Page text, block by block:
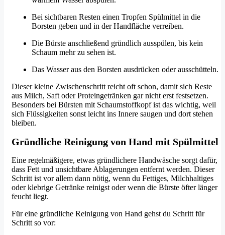
Bei sichtbaren Resten einen Tropfen Spülmittel in die
Borsten geben und in der Handfläche verreiben.
Die Bürste anschließend gründlich ausspülen, bis kein
Schaum mehr zu sehen ist.
Das Wasser aus den Borsten ausdrücken oder ausschütteln.
Dieser kleine Zwischenschritt reicht oft schon, damit sich Reste
aus Milch, Saft oder Proteingetränken gar nicht erst festsetzen.
Besonders bei Bürsten mit Schaumstoffkopf ist das wichtig, weil
sich Flüssigkeiten sonst leicht ins Innere saugen und dort stehen
bleiben.
Gründliche Reinigung von Hand mit Spülmittel
Eine regelmäßigere, etwas gründlichere Handwäsche sorgt dafür,
dass Fett und unsichtbare Ablagerungen entfernt werden. Dieser
Schritt ist vor allem dann nötig, wenn du Fettiges, Milchhaltiges
oder klebrige Getränke reinigst oder wenn die Bürste öfter länger
feucht liegt.
Für eine gründliche Reinigung von Hand gehst du Schritt für
Schritt so vor: